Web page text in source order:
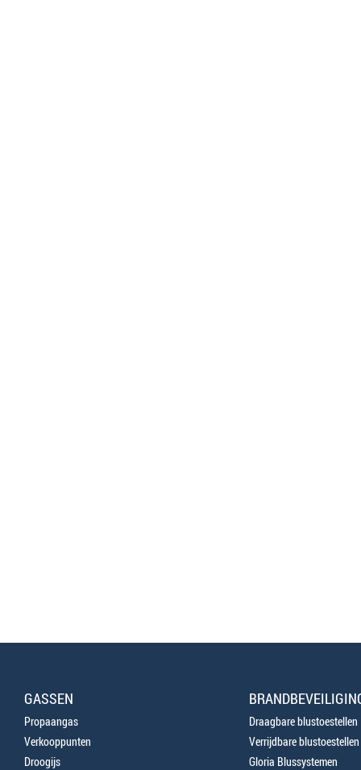
GASSEN
Propaangas
Verkooppunten
Droogijs
Draagbare blustoestellen
Verrijdbare blustoestellen
Gloria Blussystemen